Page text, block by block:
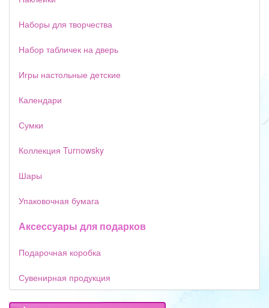
Наборы для творчества
Набор табличек на дверь
Игры настольные детские
Календари
Сумки
Коллекция Turnowsky
Шары
Упаковочная бумага
Аксессуары для подарков
Подарочная коробка
Сувенирная продукция